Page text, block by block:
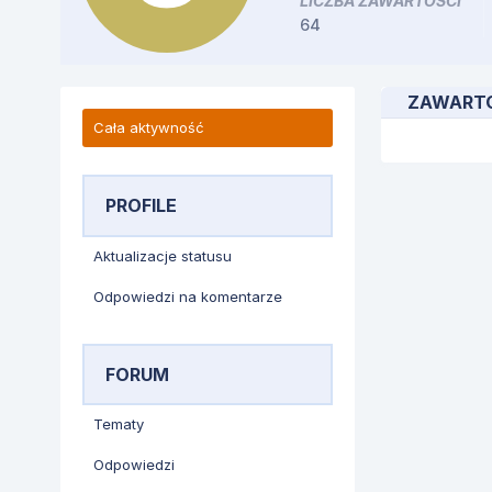
64
Cała aktywność
PROFILE
Aktualizacje statusu
Odpowiedzi na komentarze
FORUM
Tematy
Odpowiedzi